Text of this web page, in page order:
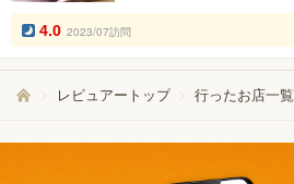
数
4.0 2023/07訪問
レビュアートップ 行ったお店一覧